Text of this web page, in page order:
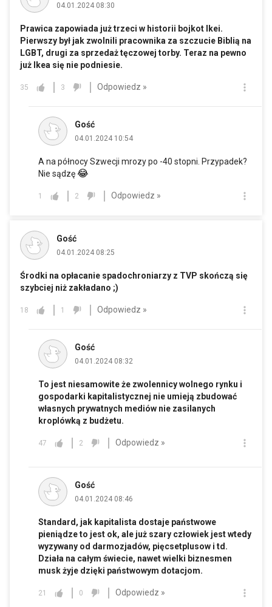
04.01.2024 08:30
Prawica zapowiada już trzeci w historii bojkot Ikei.
Pierwszy był jak zwolnili pracownika za szczucie Biblią na
LGBT, drugi za sprzedaż tęczowej torby. Teraz na pewno
już Ikea się nie podniesie.
35 3 Odpowiedz »
Gość
04.01.2024 10:54
A na północy Szwecji mrozy po -40 stopni. Przypadek?
Nie sądzę😂
1 2 Odpowiedz »
Gość
04.01.2024 08:25
Środki na opłacanie spadochroniarzy z TVP skończą się
szybciej niż zakładano ;)
18 1 Odpowiedz »
Gość
04.01.2024 08:32
To jest niesamowite że zwolennicy wolnego rynku i
gospodarki kapitalistycznej nie umieją zbudować
własnych prywatnych mediów nie zasilanych
kroplówką z budżetu.
47 2 Odpowiedz »
Gość
04.01.2024 08:46
Standard, jak kapitalista dostaje państwowe
pieniądze to jest ok, ale już szary człowiek jest wtedy
wyzywany od darmozjadów, pięcsetplusow i td.
Działa na całym świecie, nawet wielki biznesmen
musk żyje dzięki państwowym dotacjom.
21 0 Odpowiedz »